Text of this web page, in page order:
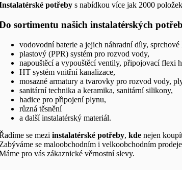
potřeby s nabídkou více jak 2000
sortimentu našich instalatérských
vodovodní baterie a jejich náhradní díly,
plastový (PPR) systém pro rozvod vody,
napouštěcí a vypouštěcí ventily, připojovací flexi
HT systém vnitřní kanalizace,
mosazné armatury a tvarovky pro rozvod vody,
sanitární technika a keramika, sanitární silikony,
hadice pro připojení plynu,
různá těsnění
a další instalatérský materiál.
se mezi instalatérské potřeby, kde nejen
se maloobchodním i velkoobchodním
pro vás zákaznické věrnostní slevy.